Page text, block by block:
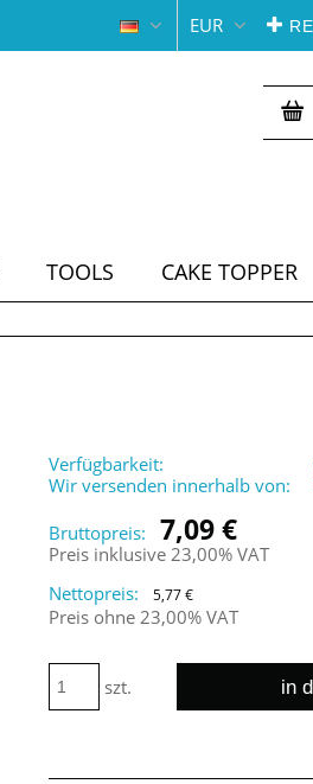
EUR
TOOLS CAKE TOPPER
Verfügbarkeit:
Wir versenden innerhalb von:
Bruttopreis:
7,09 €
Preis inklusive 23,00% VAT
Nettopreis:
5,77 €
Preis ohne 23,00% VAT
szt.
in